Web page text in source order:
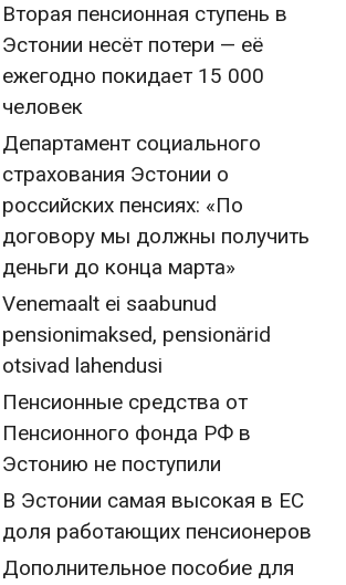
Вторая пенсионная ступень в
Эстонии несёт потери — её
ежегодно покидает 15 000
человек
Департамент социального
страхования Эстонии о
российских пенсиях: «По
договору мы должны получить
деньги до конца марта»
Venemaalt ei saabunud
pensionimaksed, pensionärid
otsivad lahendusi
Пенсионные средства от
Пенсионного фонда РФ в
Эстонию не поступили
В Эстонии самая высокая в ЕС
доля работающих пенсионеров
Дополнительное пособие для